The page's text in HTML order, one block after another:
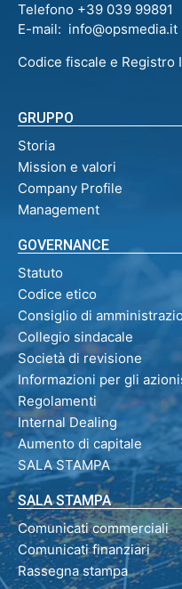
Telefono +39 039 99891
E-mail: info@opsmedia.it
Codice fiscale e Registro
GRUPPO
Storia
Mission e valori
Company Profile
Management
GOVERNANCE
Statuto
Codice etico
Consiglio di
Collegio sindacale
Società di revisione
Informazioni per gli
Regolamenti
Internal Dealing
Aumento di capitale
SALA STAMPA
SALA STAMPA
Comunicati commerciali
Comunicati finanziari
Rassegna stampa